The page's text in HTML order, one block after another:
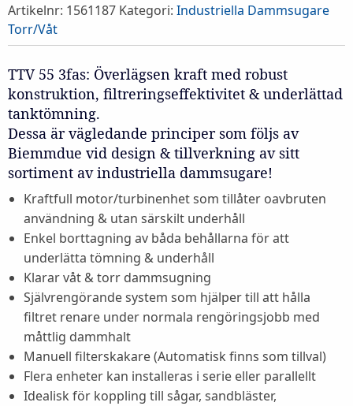
Artikelnr: 1561187 Kategori: Industriella Dammsugare
Torr/Våt
TTV 55 3fas: Överlägsen kraft med robust
konstruktion, filtreringseffektivitet & underlättad
tanktömning.
Dessa är vägledande principer som följs av
Biemmdue vid design & tillverkning av sitt
sortiment av industriella dammsugare!
Kraftfull motor/turbinenhet som tillåter oavbruten
användning & utan särskilt underhåll
Enkel borttagning av båda behållarna för att
underlätta tömning & underhåll
Klarar våt & torr dammsugning
Självrengörande system som hjälper till att hålla
filtret renare under normala rengöringsjobb med
måttlig dammhalt
Manuell filterskakare (Automatisk finns som tillval)
Flera enheter kan installeras i serie eller parallellt
Idealisk för koppling till sågar, sandbläster,